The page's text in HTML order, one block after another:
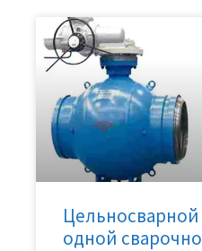
одной